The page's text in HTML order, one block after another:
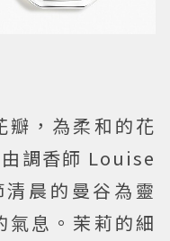
瓣，為柔和的花
調香師 Louise
晨的曼谷為靈
氣息。茉莉的細